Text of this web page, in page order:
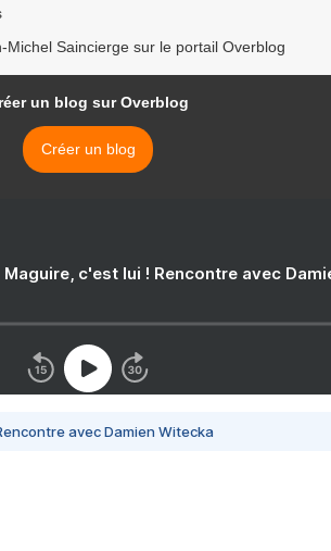
Michel Saincierge sur le portail Overblog
un blog sur Overblog
Créer un blog
c'est lui ! Rencontre avec
avec Damien Witecka